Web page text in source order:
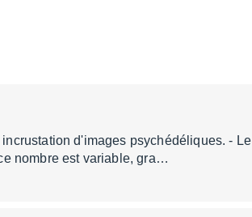
d'images psychédéliques. - Le
nombre est variable, gra…